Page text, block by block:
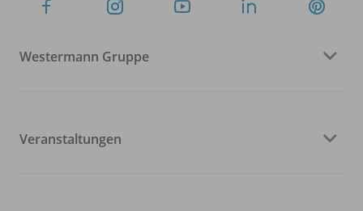
Westermann Gruppe
Veranstaltungen